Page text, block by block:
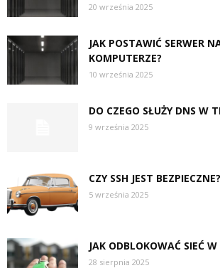
20 września 2025
JAK POSTAWIĆ SERWER
KOMPUTERZE?
10 września 2025
DO CZEGO SŁUŻY DNS W
9 września 2025
CZY SSH JEST BEZPIECZNE?
5 września 2025
JAK ODBLOKOWAĆ SIEĆ W
28 sierpnia 2025